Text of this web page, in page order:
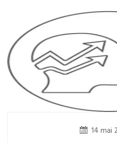
14 mai